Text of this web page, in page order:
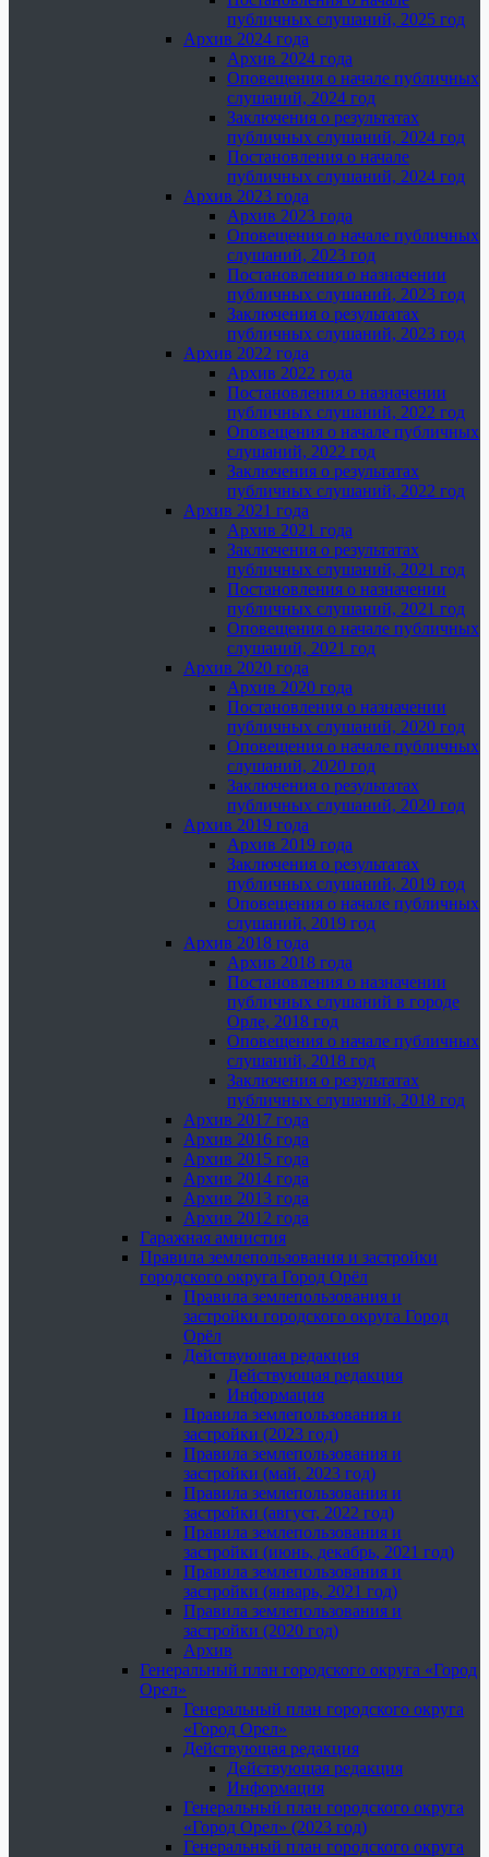
публичных слушаний, 2025 год
Архив 2024 года
Архив 2024 года
Оповещения о начале публичных
слушаний, 2024 год
Заключения о результатах
публичных слушаний, 2024 год
Постановления о начале
публичных слушаний, 2024 год
Архив 2023 года
Архив 2023 года
Оповещения о начале публичных
слушаний, 2023 год
Постановления о назначении
публичных слушаний, 2023 год
Заключения о результатах
публичных слушаний, 2023 год
Архив 2022 года
Архив 2022 года
Постановления о назначении
публичных слушаний, 2022 год
Оповещения о начале публичных
слушаний, 2022 год
Заключения о результатах
публичных слушаний, 2022 год
Архив 2021 года
Архив 2021 года
Заключения о результатах
публичных слушаний, 2021 год
Постановления о назначении
публичных слушаний, 2021 год
Оповещения о начале публичных
слушаний, 2021 год
Архив 2020 года
Архив 2020 года
Постановления о назначении
публичных слушаний, 2020 год
Оповещения о начале публичных
слушаний, 2020 год
Заключения о результатах
публичных слушаний, 2020 год
Архив 2019 года
Архив 2019 года
Заключения о результатах
публичных слушаний, 2019 год
Оповещения о начале публичных
слушаний, 2019 год
Архив 2018 года
Архив 2018 года
Постановления о назначении
публичных слушаний в городе
Орле, 2018 год
Оповещения о начале публичных
слушаний, 2018 год
Заключения о результатах
публичных слушаний, 2018 год
Архив 2017 года
Архив 2016 года
Архив 2015 года
Архив 2014 года
Архив 2013 года
Архив 2012 года
Гаражная амнистия
Правила землепользования и застройки
городского округа Город Орёл
Правила землепользования и
застройки городского округа Город
Орёл
Действующая редакция
Действующая редакция
Информация
Правила землепользования и
застройки (2023 год)
Правила землепользования и
застройки (май, 2023 год)
Правила землепользования и
застройки (август, 2022 год)
Правила землепользования и
застройки (июнь, декабрь, 2021 год)
Правила землепользования и
застройки (январь, 2021 год)
Правила землепользования и
застройки (2020 год)
Архив
Генеральный план городского округа «Город
Орел»
Генеральный план городского округа
«Город Орел»
Действующая редакция
Действующая редакция
Информация
Генеральный план городского округа
«Город Орел» (2023 год)
Генеральный план городского округа